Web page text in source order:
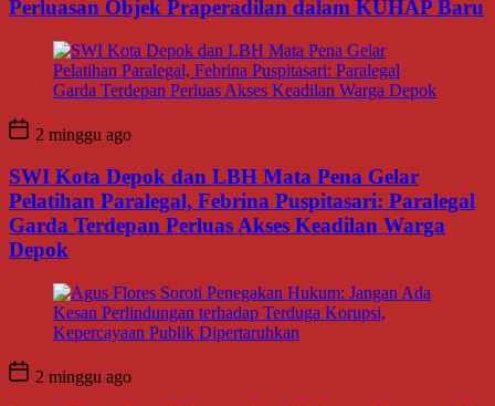
Perluasan Objek Praperadilan dalam KUHAP Baru
2 minggu ago
SWI Kota Depok dan LBH Mata Pena Gelar
Pelatihan Paralegal, Febrina Puspitasari: Paralegal
Garda Terdepan Perluas Akses Keadilan Warga
Depok
2 minggu ago